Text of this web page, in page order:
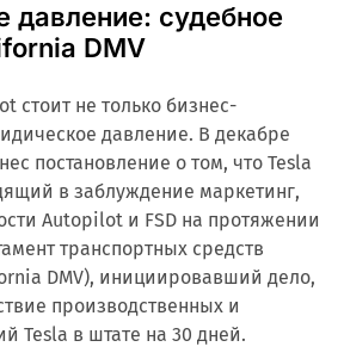
давление: судебное
DMV
стоит не только бизнес-
давление. В декабре
постановление о том, что Tesla
в заблуждение маркетинг,
Autopilot и FSD на протяжении
транспортных средств
DMV), инициировавший дело,
производственных и
Tesla в штате на 30 дней.